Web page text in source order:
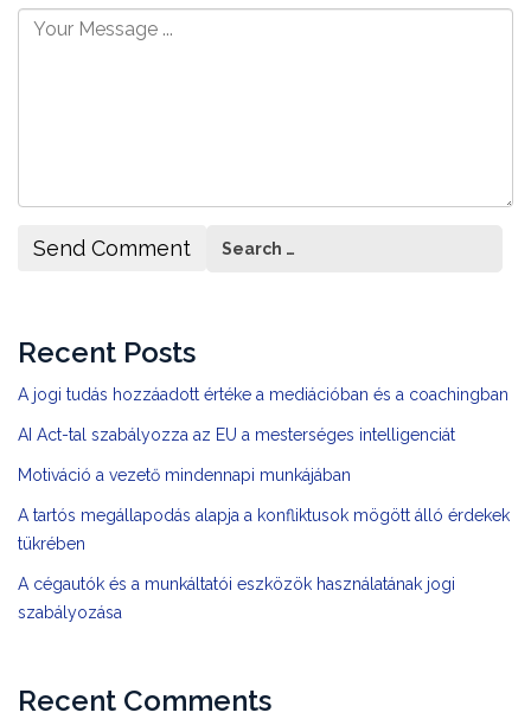
Recent Posts
A jogi tudás hozzáadott értéke a mediációban és a coachingban
AI Act-tal szabályozza az EU a mesterséges intelligenciát
Motiváció a vezető mindennapi munkájában
A tartós megállapodás alapja a konfliktusok mögött álló érdekek
tükrében
A cégautók és a munkáltatói eszközök használatának jogi
szabályozása
Recent Comments